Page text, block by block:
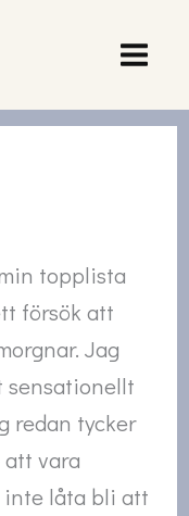
topplista
försök att
Jag
redan tycker
att vara
inte låta bli att